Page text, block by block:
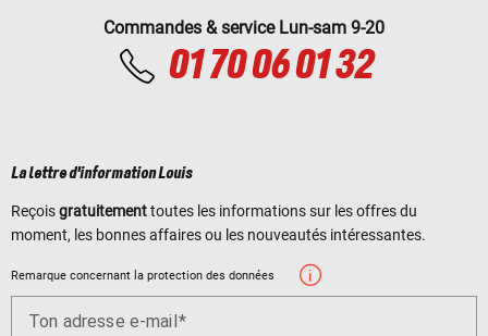
Commandes & service Lun-sam 9-20
01 70 06 01 32
La lettre d'information Louis
Reçoisgratuitementtoutes les informations sur les offres du
moment, les bonnes affaires ou les nouveautés intéressantes.
Remarque concernant la protection des données
Ton adresse e-mail